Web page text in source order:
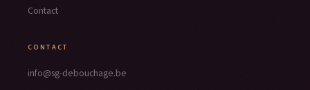
Contact
CONTACT
info@sg-debouchage.be